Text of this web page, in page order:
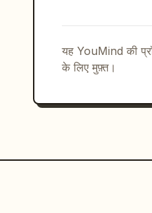
यह YouMind की
के लिए मुफ़्त।